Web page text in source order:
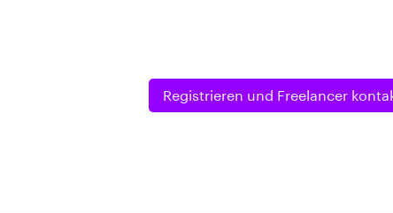
Registrieren und Freelancer